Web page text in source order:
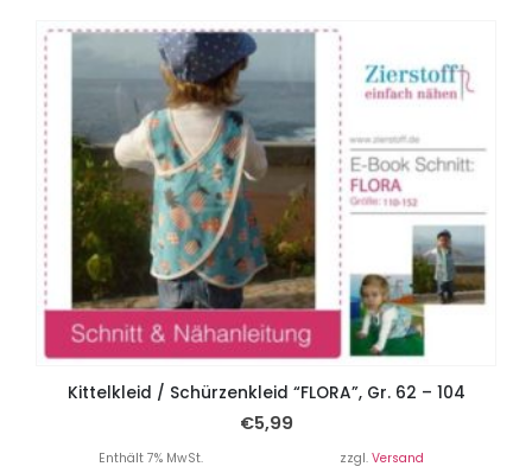
Kittelkleid / Schürzenkleid “FLORA”, Gr. 62 – 104
€5,99
Enthält 7% MwSt. zzgl. Versand